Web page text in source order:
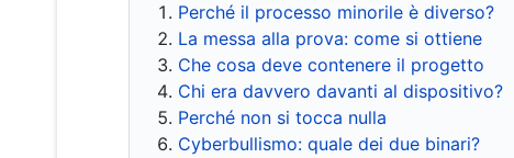
Perché il processo minorile è diverso?
La messa alla prova: come si ottiene
Che cosa deve contenere il progetto
Chi era davvero davanti al dispositivo?
Perché non si tocca nulla
Cyberbullismo: quale dei due binari?